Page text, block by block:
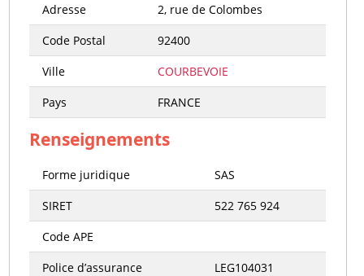
Adresse
2, rue de Colombes
Code Postal
92400
Ville
COURBEVOIE
Pays
FRANCE
Renseignements
Forme juridique
SAS
SIRET
522 765 924
Code APE
Police d’assurance
LEG104031